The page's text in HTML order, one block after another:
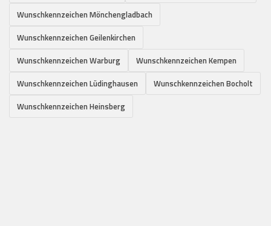
Wunschkennzeichen Mönchengladbach
Wunschkennzeichen Geilenkirchen
Wunschkennzeichen Warburg
Wunschkennzeichen Kempen
Wunschkennzeichen Lüdinghausen
Wunschkennzeichen Bocholt
Wunschkennzeichen Heinsberg